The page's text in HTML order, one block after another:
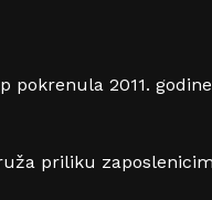
pokrenula 2011.
priliku